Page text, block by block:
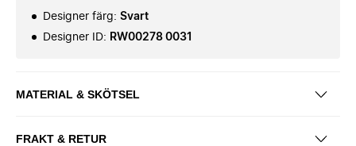
Designer färg: Svart
Designer ID: RW00278 0031
MATERIAL & SKÖTSEL
FRAKT & RETUR